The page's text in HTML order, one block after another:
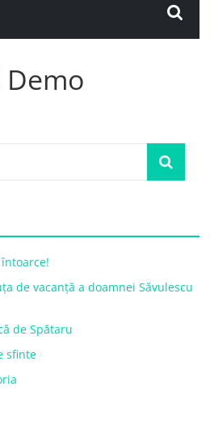
de vacanță a doamnei Săvulescu
de Spătaru
sfinte